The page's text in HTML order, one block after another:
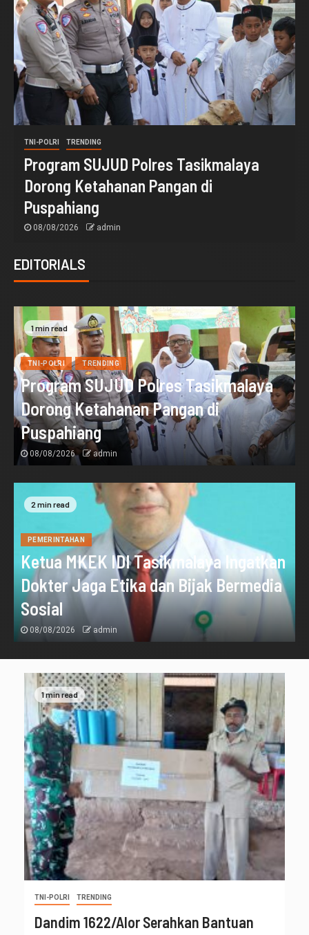
PEMERINTAHAN
Ketua MKEK IDI Tasikmalaya Ingatkan
Dokter Jaga Etika dan Bijak Bermedia
Sosial
08/08/2026 admin
EDITORIALS
1 min read
TNI-POLRI TRENDING
Program SUJUD Polres Tasikmalaya
Dorong Ketahanan Pangan di
Puspahiang
08/08/2026 admin
2 min read
PEMERINTAHAN
Ketua MKEK IDI Tasikmalaya Ingatkan
Dokter Jaga Etika dan Bijak Bermedia
Sosial
08/08/2026 admin
1 min read
TNI-POLRI TRENDING
Dandim 1622/Alor Serahkan Bantuan